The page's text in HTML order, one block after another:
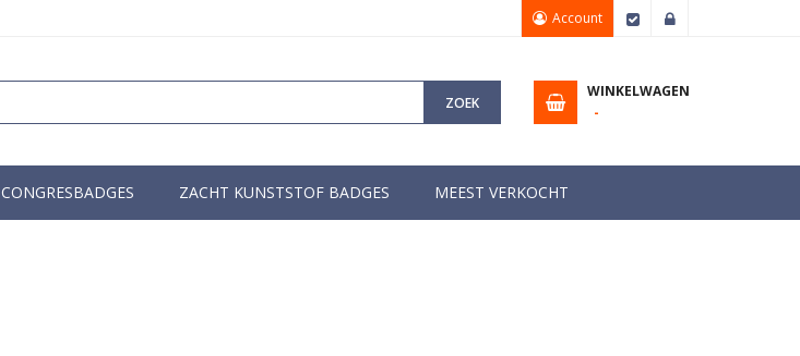
Account Afrekenen
ZOEK
WINKELWAGEN
CONGRESBADGES ZACHT KUNSTSTOF BADGES MEEST VERKOCHT